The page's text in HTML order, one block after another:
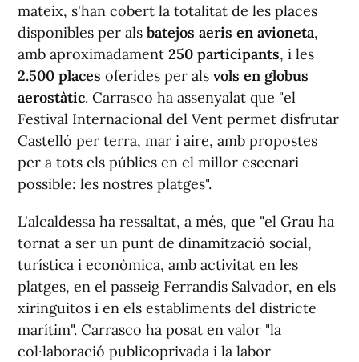
mateix, s'han cobert la totalitat de les places
disponibles per als batejos aeris en avioneta,
amb aproximadament 250 participants, i les
2.500 places oferides per als vols en globus
aerostàtic. Carrasco ha assenyalat que "el
Festival Internacional del Vent permet disfrutar
Castelló per terra, mar i aire, amb propostes
per a tots els públics en el millor escenari
possible: les nostres platges".
L'alcaldessa ha ressaltat, a més, que "el Grau ha
tornat a ser un punt de dinamització social,
turística i econòmica, amb activitat en les
platges, en el passeig Ferrandis Salvador, en els
xiringuitos i en els establiments del districte
marítim". Carrasco ha posat en valor "la
col·laboració publicoprivada i la labor